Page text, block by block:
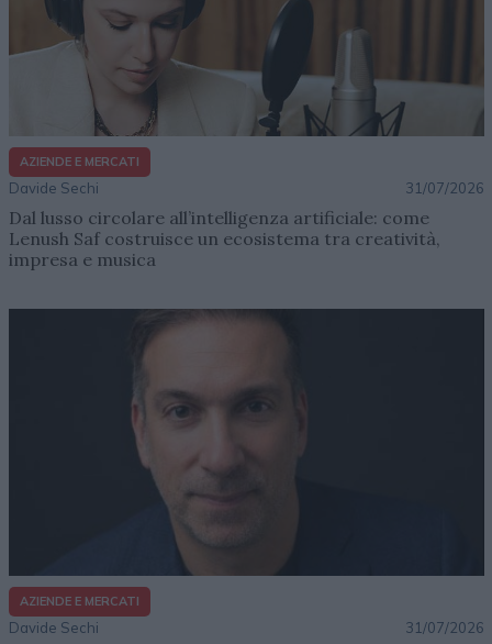
AZIENDE E MERCATI
Davide Sechi 31/07/2026
Dal lusso circolare all’intelligenza artificiale: come
Lenush Saf costruisce un ecosistema tra creatività,
impresa e musica
AZIENDE E MERCATI
Davide Sechi 31/07/2026